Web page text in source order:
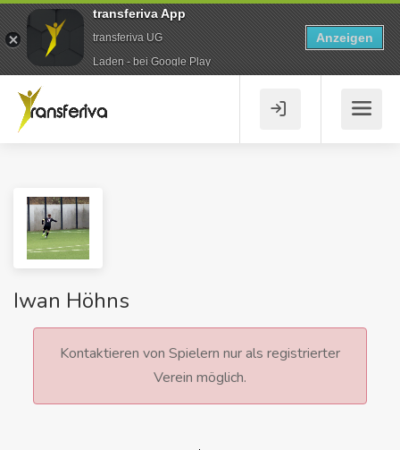
Iwan Höhns
Kontaktieren von Spielern nur als registrierter
Verein möglich.
transferiva App
transferiva UG
Laden - bei Google Play
Anzeigen